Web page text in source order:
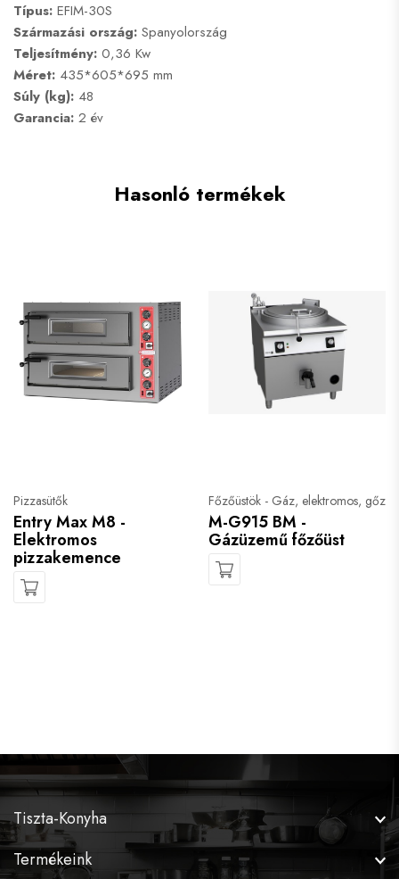
Típus: EFIM-30S
Származási ország: Spanyolország
Teljesítmény: 0,36 Kw
Méret: 435*605*695 mm
Súly (kg): 48
Garancia: 2 év
Hasonló termékek
Pizzasütők
Entry Max M8 -
Elektromos
pizzakemence
Főzőüstök - Gáz, elektromos, gőz
M-G915 BM -
Gázüzemű főzőüst
Tiszta-Konyha
Termékeink